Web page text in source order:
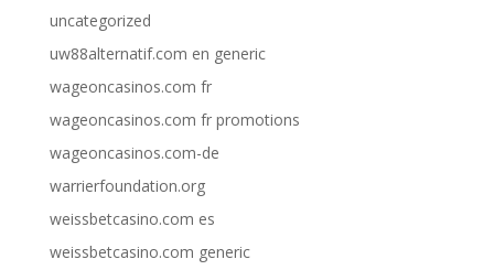
uncategorized
uw88alternatif.com en generic
wageoncasinos.com fr
wageoncasinos.com fr promotions
wageoncasinos.com-de
warrierfoundation.org
weissbetcasino.com es
weissbetcasino.com generic